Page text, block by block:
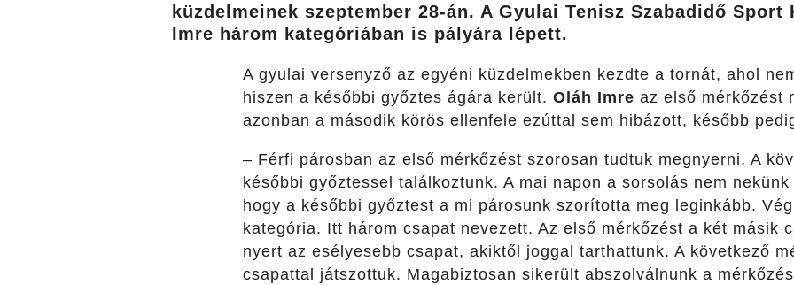
küzdelmeinek szeptember 28-án. A Gyulai Tenisz Szabadidő
Imre három kategóriában is pályára lépett.
A gyulai versenyző az egyéni küzdelmekben kezdte a tornát, ahol
hiszen a későbbi győztes ágára került. Oláh Imre az első mérkőzést
azonban a második körös ellenfele ezúttal sem hibázott, később
– Férfi párosban az első mérkőzést szorosan tudtuk megnyerni. A
későbbi győztessel találkoztunk. A mai napon a sorsolás nem
hogy a későbbi győztest a mi párosunk szorította meg leginkább.
kategória. Itt három csapat nevezett. Az első mérkőzést a két másik
nyert az esélyesebb csapat, akiktől joggal tarthattunk. A következő
csapattal játszottuk. Magabiztosan sikerült abszolválnunk a